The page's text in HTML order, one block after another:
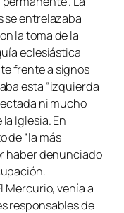
se entrelazaba
la toma de la
eclesiástica
frente a signos
esta “izquierda
ni mucho
Iglesia. En
de “la más
haber denunciado
Mercurio, venía a
responsables de